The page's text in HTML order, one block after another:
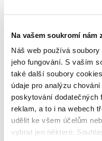
Na vašem soukromí nám
Náš web používá
jeho fungování. S vaším
také další soubory
údaje pro analýzu
poskytování
reklam, a to i na webech
udělit ke všem účelům
vybrat jen některé.
Ústní voda Marvis
Martin
Další dotazy a
nebo